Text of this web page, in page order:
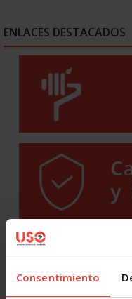
Consentimiento
ENLACES DESTACADOS